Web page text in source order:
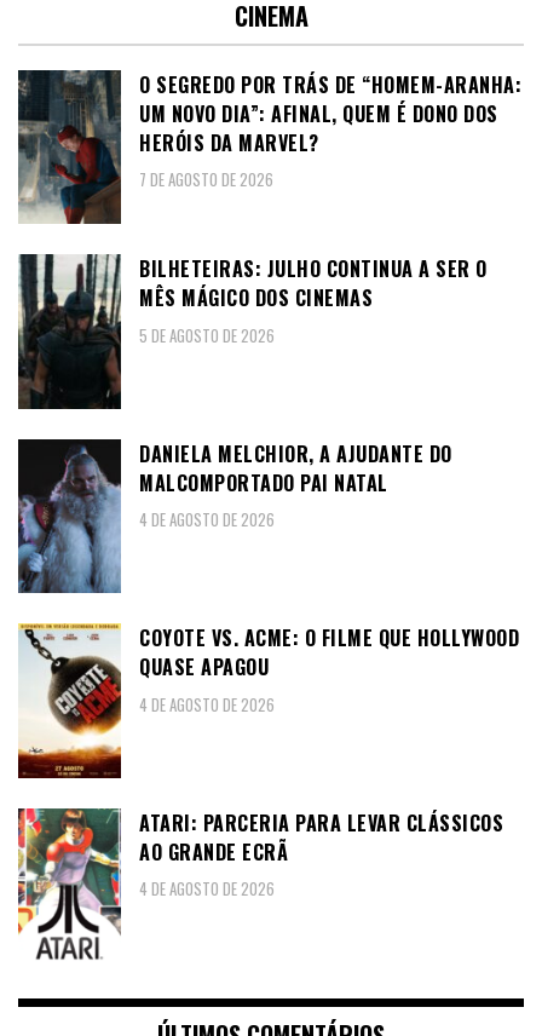
CINEMA
O SEGREDO POR TRÁS DE “HOMEM-ARANHA:
UM NOVO DIA”: AFINAL, QUEM É DONO DOS
HERÓIS DA MARVEL?
7 DE AGOSTO DE 2026
BILHETEIRAS: JULHO CONTINUA A SER O
MÊS MÁGICO DOS CINEMAS
5 DE AGOSTO DE 2026
DANIELA MELCHIOR, A AJUDANTE DO
MALCOMPORTADO PAI NATAL
4 DE AGOSTO DE 2026
COYOTE VS. ACME: O FILME QUE HOLLYWOOD
QUASE APAGOU
4 DE AGOSTO DE 2026
ATARI: PARCERIA PARA LEVAR CLÁSSICOS
AO GRANDE ECRÃ
4 DE AGOSTO DE 2026